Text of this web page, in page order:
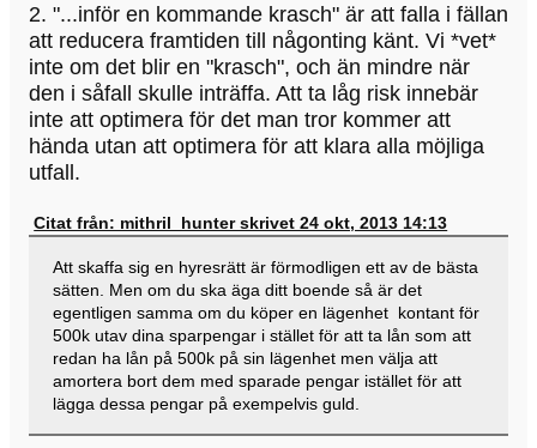
2. "...inför en kommande krasch" är att falla i fällan
att reducera framtiden till någonting känt. Vi *vet*
inte om det blir en "krasch", och än mindre när
den i såfall skulle inträffa. Att ta låg risk innebär
inte att optimera för det man tror kommer att
hända utan att optimera för att klara alla möjliga
utfall.
Citat från: mithril_hunter skrivet 24 okt, 2013 14:13
Att skaffa sig en hyresrätt är förmodligen ett av de bästa
sätten. Men om du ska äga ditt boende så är det
egentligen samma om du köper en lägenhet kontant för
500k utav dina sparpengar i stället för att ta lån som att
redan ha lån på 500k på sin lägenhet men välja att
amortera bort dem med sparade pengar istället för att
lägga dessa pengar på exempelvis guld.